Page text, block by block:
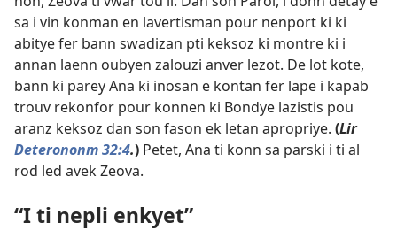
sa i vin konman en lavertisman pour nenport ki ki
abitye fer bann swadizan pti keksoz ki montre ki i
annan laenn oubyen zalouzi anver lezot. De lot kote,
bann ki parey Ana ki inosan e kontan fer lape i kapab
trouv rekonfor pour konnen ki Bondye lazistis pou
aranz keksoz dan son fason ek letan apropriye. (Lir
Deterononm 32:4.) Petet, Ana ti konn sa parski i ti al
rod led avek Zeova.
“I ti nepli enkyet”